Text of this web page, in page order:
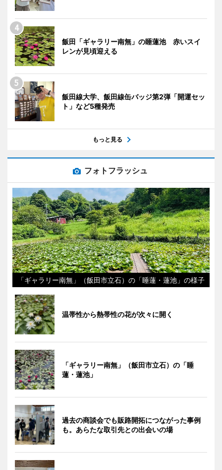
飯田「ギャラリー南無」の睡蓮池 赤いスイ
レンが見頃迎える
飯田線大学、飯田線缶バッジ第2弾「開運セッ
ト」など5種発売
もっと見る
フォトフラッシュ
「ギャラリー南無」（飯田市立石）の「睡蓮・蓮池」の様子
温帯性から熱帯性の花が次々に開く
「ギャラリー南無」（飯田市立石）の「睡
蓮・蓮池」
過去の商談会でも販路開拓につながった事例
も。あらたな取引先との出会いの場